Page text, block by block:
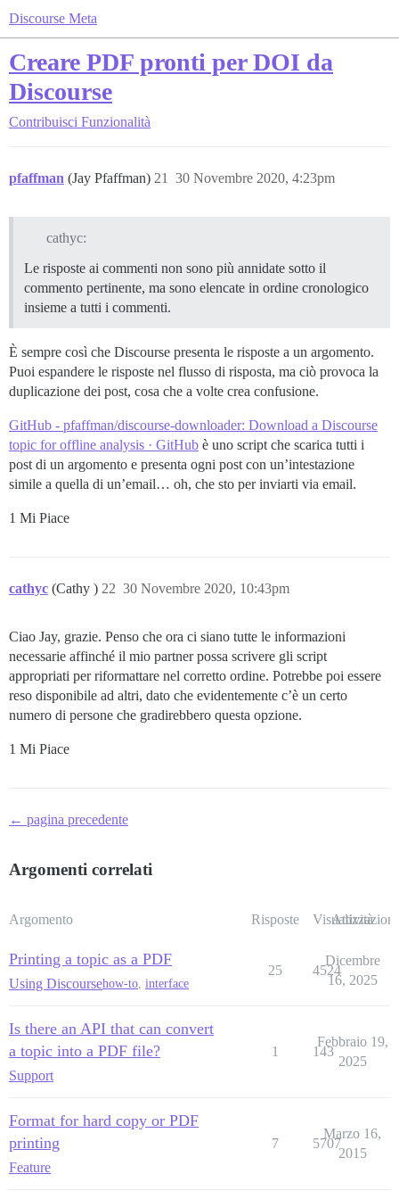
Discourse Meta
Creare PDF pronti per DOI da
Discourse
Contribuisci Funzionalità
pfaffman (Jay Pfaffman) 30 Novembre 2020, 4:23pm
21
cathyc:
Le risposte ai commenti non sono più annidate sotto il
commento pertinente, ma sono elencate in ordine cronologico
insieme a tutti i commenti.
È sempre così che Discourse presenta le risposte a un argomento.
Puoi espandere le risposte nel flusso di risposta, ma ciò provoca la
duplicazione dei post, cosa che a volte crea confusione.
GitHub - pfaffman/discourse-downloader: Download a Discourse
topic for offline analysis · GitHub è uno script che scarica tutti i
post di un argomento e presenta ogni post con un’intestazione
simile a quella di un’email… oh, che sto per inviarti via email.
1 Mi Piace
cathyc (Cathy ) 30 Novembre 2020, 10:43pm
22
Ciao Jay, grazie. Penso che ora ci siano tutte le informazioni
necessarie affinché il mio partner possa scrivere gli script
appropriati per riformattare nel corretto ordine. Potrebbe poi essere
reso disponibile ad altri, dato che evidentemente c’è un certo
numero di persone che gradirebbero questa opzione.
1 Mi Piace
← pagina precedente
Argomenti correlati
Argomento Risposte Visualizzazioni
Attività
Printing a topic as a PDF
Using Discoursehow-to, interface
25 4524
Dicembre
16, 2025
Is there an API that can convert
a topic into a PDF file?
Support
1 143
Febbraio 19,
2025
Format for hard copy or PDF
printing
Feature
7 5707
Marzo 16,
2015